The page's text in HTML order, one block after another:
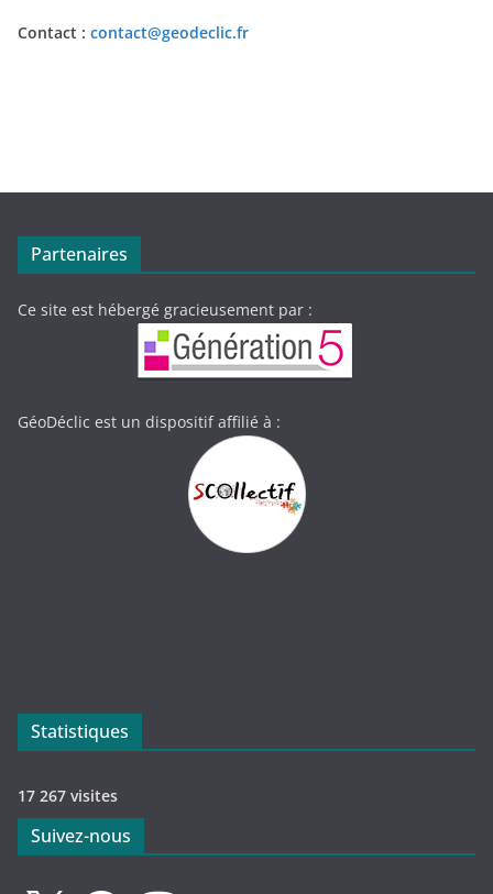
Contact : contact@geodeclic.fr
Partenaires
Ce site est hébergé gracieusement par :
GéoDéclic est un dispositif affilié à :
Statistiques
17 267 visites
Suivez-nous